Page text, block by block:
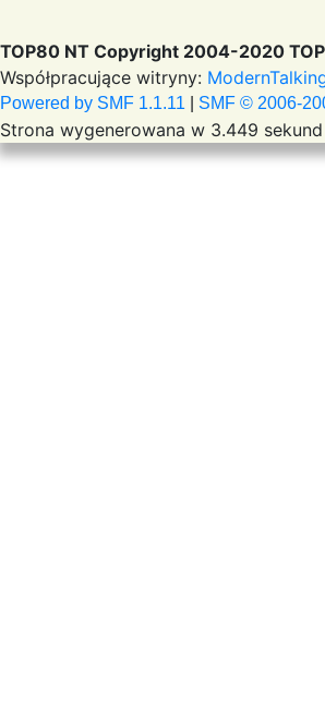
TOP80 NT Copyright 2004-2020
Współpracujące witryny:
Powered by SMF 1.1.11 SMF © 2006-
Strona wygenerowana w 3.449